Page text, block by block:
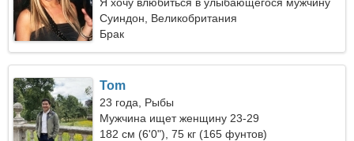
Суиндон, Великобритания
Брак
Tom
23 года, Рыбы
Мужчина ищет женщину 23-29
182 см (6'0"), 75 кг (165 фунтов)